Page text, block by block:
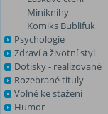
Miniknihy
Komiks Bublifuk
Psychologie
Zdraví a životní styl
Dotisky - realizované
Rozebrané tituly
Volně ke stažení
Humor